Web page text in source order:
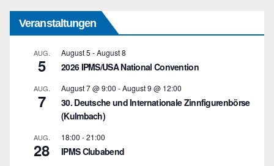
Veranstaltungen
AUG.
5
August 5 -August 8
2026 IPMS/USA National Convention
AUG.
7
August 7 @ 9:00 -August 9 @ 12:00
30. Deutsche und Internationale Zinnfigurenbörse
(Kulmbach)
AUG.
28
18:00 -21:00
IPMS Clubabend